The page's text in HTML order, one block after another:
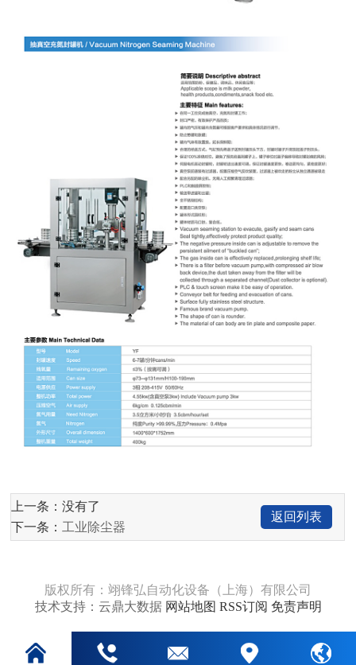
上一条：没有了
下一条： 工业除尘器
返回列表
版权所有：翊锋弘自动化设备（上海）有限公司
技术支持：云鼎大数据 网站地图 RSS订阅 免责声明